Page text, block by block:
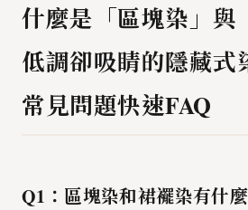
什麼是「區塊染」與
低調卻吸睛的隱藏式
常見問題快速FAQ
Q1：區塊染和裙襬染有什